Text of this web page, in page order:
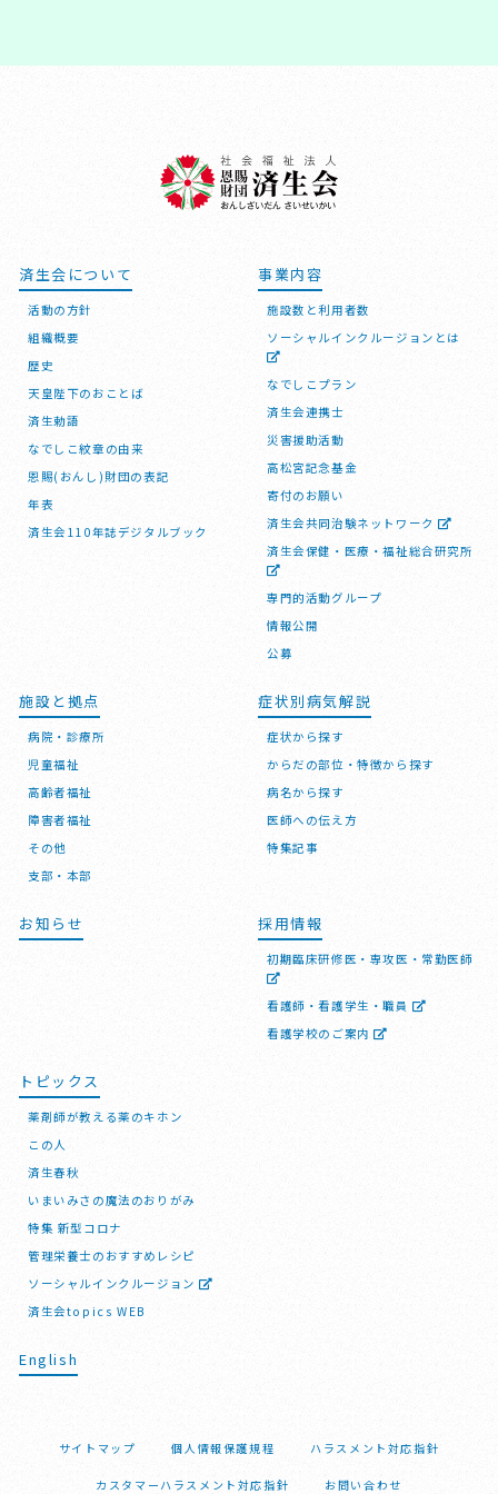
済生会について
活動の方針
組織概要
歴史
天皇陛下のおことば
済生勅語
なでしこ紋章の由来
恩賜(おんし)財団の表記
年表
済生会110年誌デジタルブック
事業内容
施設数と利用者数
ソーシャルインクルージョンとは
なでしこプラン
済生会連携士
災害援助活動
高松宮記念基金
寄付のお願い
済生会共同治験ネットワーク
済生会保健・医療・福祉総合研究所
専門的活動グループ
情報公開
公募
施設と拠点
病院・診療所
児童福祉
高齢者福祉
障害者福祉
その他
支部・本部
症状別病気解説
症状から探す
からだの部位・特徴から探す
病名から探す
医師への伝え方
特集記事
お知らせ 採用情報
初期臨床研修医・専攻医・常勤医師
看護師・看護学生・職員
看護学校のご案内
トピックス
薬剤師が教える薬のキホン
この人
済生春秋
いまいみさの魔法のおりがみ
特集 新型コロナ
管理栄養士のおすすめレシピ
ソーシャルインクルージョン
済生会topics WEB
English
サイトマップ 個人情報保護規程 ハラスメント対応指針
カスタマーハラスメント対応指針 お問い合わせ